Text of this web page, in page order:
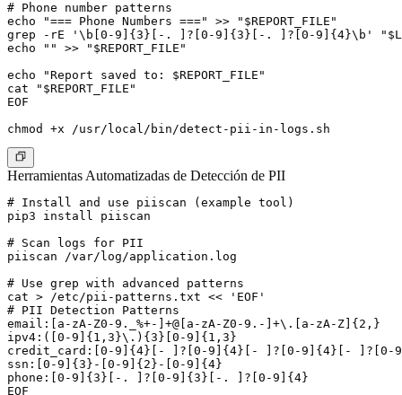
# Phone number patterns
echo "=== Phone Numbers ===" >> "$REPORT_FILE"
grep -rE '\b[0-9]{3}[-. ]?[0-9]{3}[-. ]?[0-9]{4}\b'
echo "" >> "$REPORT_FILE"
echo "Report saved to: $REPORT_FILE"
cat "$REPORT_FILE"
EOF
Herramientas Automatizadas de Detección de PII
# Install and use piiscan (example tool)
pip3 install piiscan
# Scan logs for PII
piiscan /var/log/application.log
# Use grep with advanced patterns
cat > /etc/pii-patterns.txt << 'EOF'
# PII Detection Patterns
email:[a-zA-Z0-9._%+-]+@[a-zA-Z0-9.-]+\.[a-zA-Z]{2,}
ipv4:([0-9]{1,3}\.){3}[0-9]{1,3}
credit_card:[0-9]{4}[- ]?[0-9]{4}[- ]?[0-9]{4}[- ]?[0-
ssn:[0-9]{3}-[0-9]{2}-[0-9]{4}
phone:[0-9]{3}[-. ]?[0-9]{3}[-. ]?[0-9]{4}